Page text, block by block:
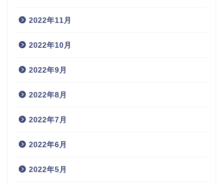
2022年11月
2022年10月
2022年9月
2022年8月
2022年7月
2022年6月
2022年5月